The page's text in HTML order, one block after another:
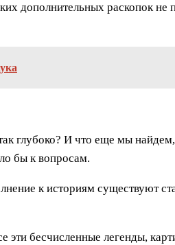
дополнительных раскопок не
глубоко? И что еще мы
бы к вопросам.
к историям существуют
бесчисленные легенды,